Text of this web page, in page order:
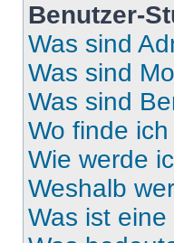
Benutzer-
Was sind
Was sind
Was sind
Wo finde
Wie werde
Weshalb
Was ist